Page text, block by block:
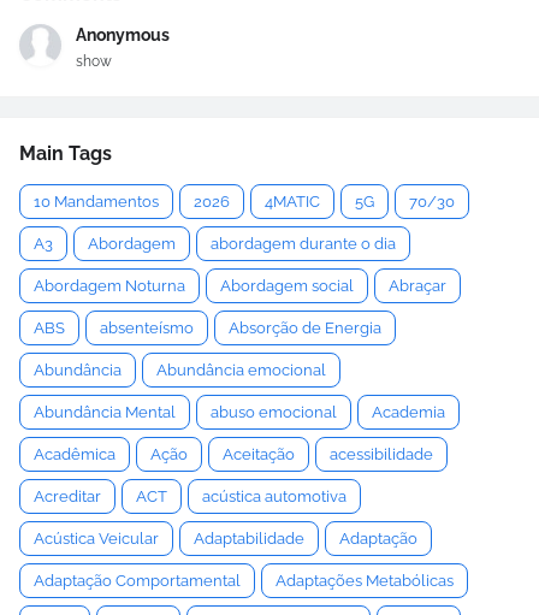
Anonymous
show
Main Tags
10 Mandamentos 2026 4MATIC 5G 70/30
A3 Abordagem abordagem durante o dia
Abordagem Noturna Abordagem social Abraçar
ABS absenteísmo Absorção de Energia
Abundância Abundância emocional
Abundância Mental abuso emocional Academia
Acadêmica Ação Aceitação acessibilidade
Acreditar ACT acústica automotiva
Acústica Veicular Adaptabilidade Adaptação
Adaptação Comportamental Adaptações Metabólicas